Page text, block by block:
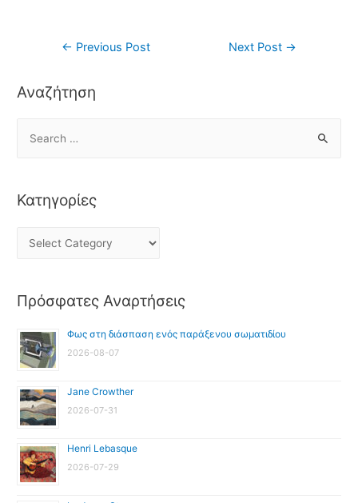
← Previous Post Next Post →
Αναζήτηση
Κατηγορίες
Πρόσφατες Αναρτήσεις
Φως στη διάσπαση ενός παράξενου σωματιδίου
2026-08-07
Jane Crowther
2026-07-31
Henri Lebasque
2026-07-29